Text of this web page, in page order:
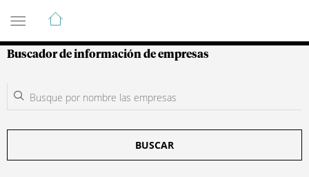
Guía de Empresas Colombianas
Buscador de información de empresas
BUSCAR